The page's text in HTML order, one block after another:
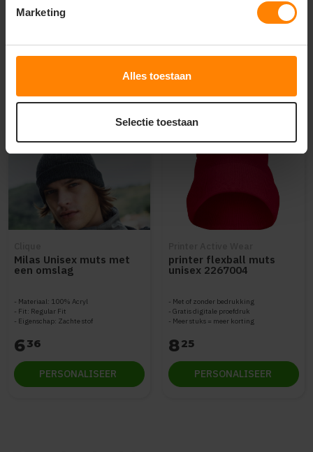
Marketing
Alles toestaan
Selectie toestaan
Milas Unisex muts met
een omslag
Materiaal: 100% Acryl
Fit: Regular Fit
Eigenschap: Zachte stof
636
PERSONALISEER
printer flexball muts
unisex 2267004
Met of zonder bedrukking
Gratis digitale proefdruk
Meer stuks = meer korting
825
PERSONALISEER